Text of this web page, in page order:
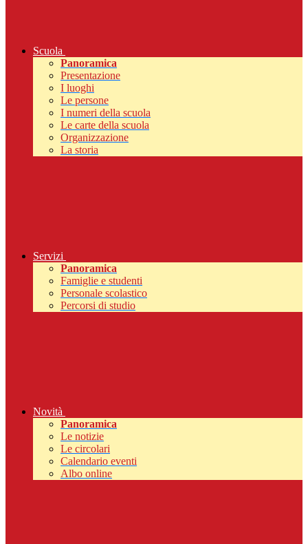
Scuola
Panoramica
Presentazione
I luoghi
Le persone
I numeri della scuola
Le carte della scuola
Organizzazione
La storia
Servizi
Panoramica
Famiglie e studenti
Personale scolastico
Percorsi di studio
Novità
Panoramica
Le notizie
Le circolari
Calendario eventi
Albo online